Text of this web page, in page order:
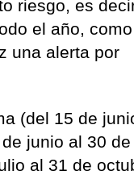
riesgo, es
el año,
una alerta por
(del 15 de
junio al 30 de
al 31 de